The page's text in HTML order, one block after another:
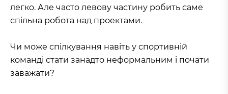
легко. Але часто левову частину робить саме
спільна робота над проектами.
Чи може спілкування навіть у спортивній
команді стати занадто неформальним і почати
заважати?